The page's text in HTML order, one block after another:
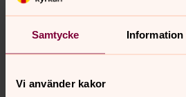
Samtycke Information
Vi använder kakor
1022, 824 11 Hudiksvall
Besöksadress
: Sofiedals
55, 824 34 Hudiksvall